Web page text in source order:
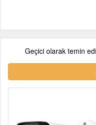
Geçici olarak temin